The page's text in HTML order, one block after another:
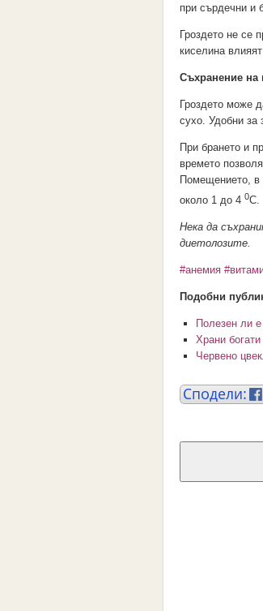
при сърдечни и
Гроздето не се
киселина
Съхранение на
Гроздето може
сухо. Удобни за
При брането и
времето
Помещението, в
около 1 до 4 0С.
Нека да
диетолозите.
#анемия
Подобни
Полезен ли
Храни
Червено